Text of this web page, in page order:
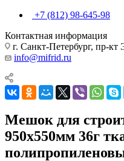
+7 (812) 98-645-98
Контактная информация
г. Санкт-Петербург, пр-кт
info@mifrid.ru
Мешок для
950х550мм 36г